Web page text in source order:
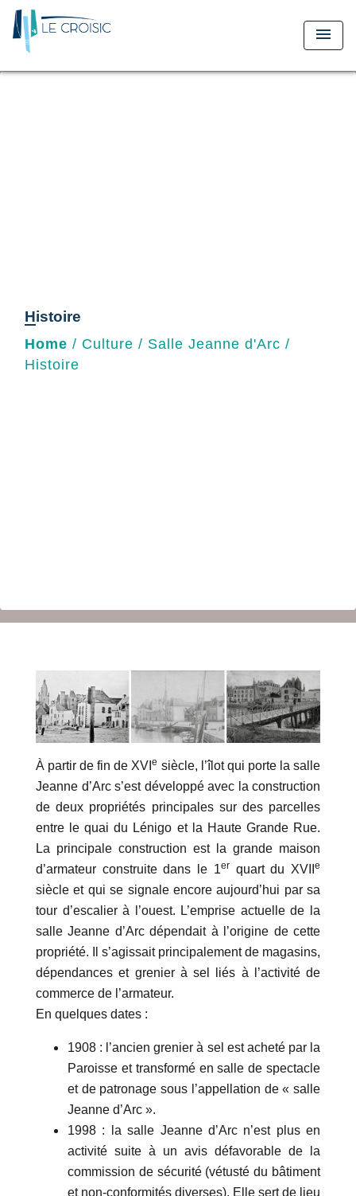
menu
Histoire
Home / Culture / Salle Jeanne d'Arc /
Histoire
À partir de fin de XVIe siècle, l’îlot qui porte la salle
Jeanne d’Arc s’est développé avec la construction
de deux propriétés principales sur des parcelles
entre le quai du Lénigo et la Haute Grande Rue.
La principale construction est la grande maison
d’armateur construite dans le 1er quart du XVIIe
siècle et qui se signale encore aujourd’hui par sa
tour d’escalier à l’ouest. L’emprise actuelle de la
salle Jeanne d’Arc dépendait à l’origine de cette
propriété. Il s’agissait principalement de magasins,
dépendances et grenier à sel liés à l’activité de
commerce de l’armateur.
En quelques dates :
1908 : l’ancien grenier à sel est acheté par la
Paroisse et transformé en salle de spectacle
et de patronage sous l’appellation de « salle
Jeanne d’Arc ».
1998 : la salle Jeanne d’Arc n’est plus en
activité suite à un avis défavorable de la
commission de sécurité (vétusté du bâtiment
et non-conformités diverses). Elle sert de lieu